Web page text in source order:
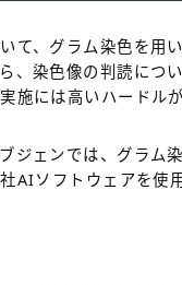
て、グラム染色を用
、染色像の判読につ
施には高いハードルが
ジェンでは、グラム
AIソフトウェアを使